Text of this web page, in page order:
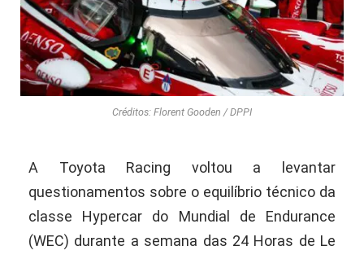
Créditos: Florent Gooden / DPPI
A Toyota Racing voltou a levantar
questionamentos sobre o equilíbrio técnico da
classe Hypercar do Mundial de Endurance
(WEC) durante a semana das 24 Horas de Le